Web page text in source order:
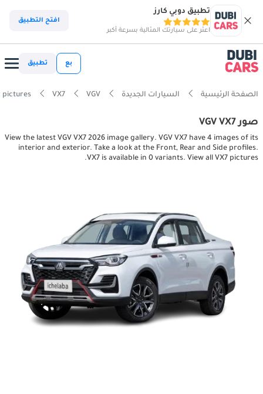
تطبيق دوبي كارز
اعثر على سيارتك المثالية بسرعة أكبر
افتح التطبيق
بع تطبيق
الصفحة الرئيسية السيارات الجديدة VGV
VX7
pictures
صور VGV VX7
View the latest VGV VX7 2026 image gallery. VGV VX7 have 4 images of its
interior and exterior. Take a look at the Front, Rear and Side profiles.
VX7 is available in 0 variants. View all VX7 pictures.